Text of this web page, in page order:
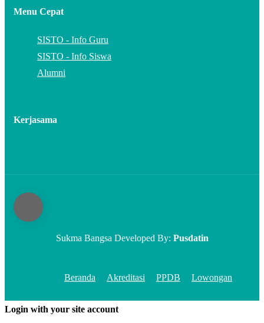
Menu Cepat
SISTO - Info Guru
SISTO - Info Siswa
Alumni
Kerjasama
Sukma Bangsa Developed By: Pusdatin
Beranda Akreditasi PPDB Lowongan
Login with your site account